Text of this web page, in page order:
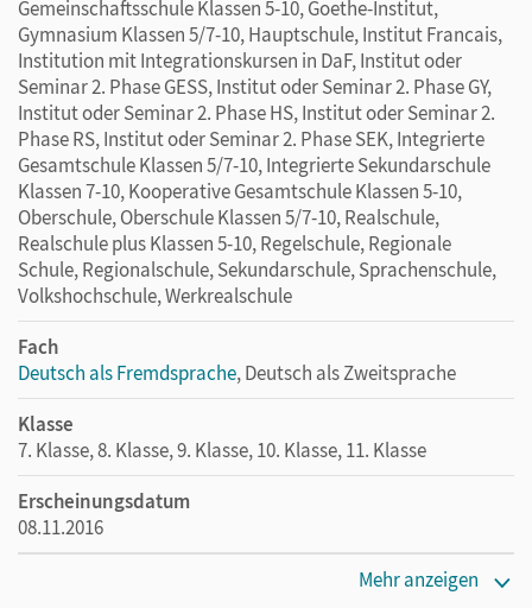
Gemeinschaftsschule Klassen 5-10, Goethe-Institut,
Gymnasium Klassen 5/7-10, Hauptschule, Institut Francais,
Institution mit Integrationskursen in DaF, Institut oder
Seminar 2. Phase GESS, Institut oder Seminar 2. Phase GY,
Institut oder Seminar 2. Phase HS, Institut oder Seminar 2.
Phase RS, Institut oder Seminar 2. Phase SEK, Integrierte
Gesamtschule Klassen 5/7-10, Integrierte Sekundarschule
Klassen 7-10, Kooperative Gesamtschule Klassen 5-10,
Oberschule, Oberschule Klassen 5/7-10, Realschule,
Realschule plus Klassen 5-10, Regelschule, Regionale
Schule, Regionalschule, Sekundarschule, Sprachenschule,
Volkshochschule, Werkrealschule
Fach
Deutsch als Fremdsprache, Deutsch als Zweitsprache
Klasse
7. Klasse, 8. Klasse, 9. Klasse, 10. Klasse, 11. Klasse
Erscheinungsdatum
08.11.2016
Mehr anzeigen